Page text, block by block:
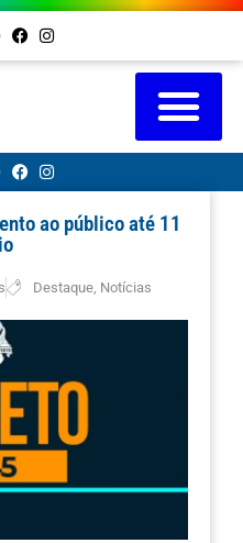
ao público até 11
Destaque Notícias